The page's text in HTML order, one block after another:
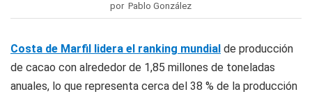
por Pablo González
Costa de Marfil lidera el ranking mundial de producción
de cacao con alrededor de 1,85 millones de toneladas
anuales, lo que representa cerca del 38 % de la producción